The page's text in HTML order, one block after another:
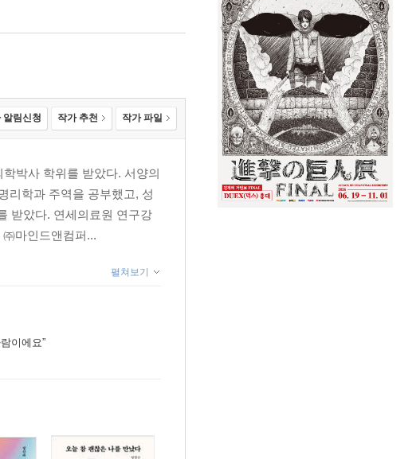
알림신청 작가 추천 작가 파일
박사 학위를 받았다. 서양의
리학과 주역을 공부했고, 성
받았다. 연세의료원 연구강
마인드앤컴퍼...
펼쳐보기
이에요”